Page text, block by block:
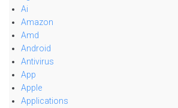
Ai
Amazon
Amd
Android
Antivirus
App
Apple
Applications